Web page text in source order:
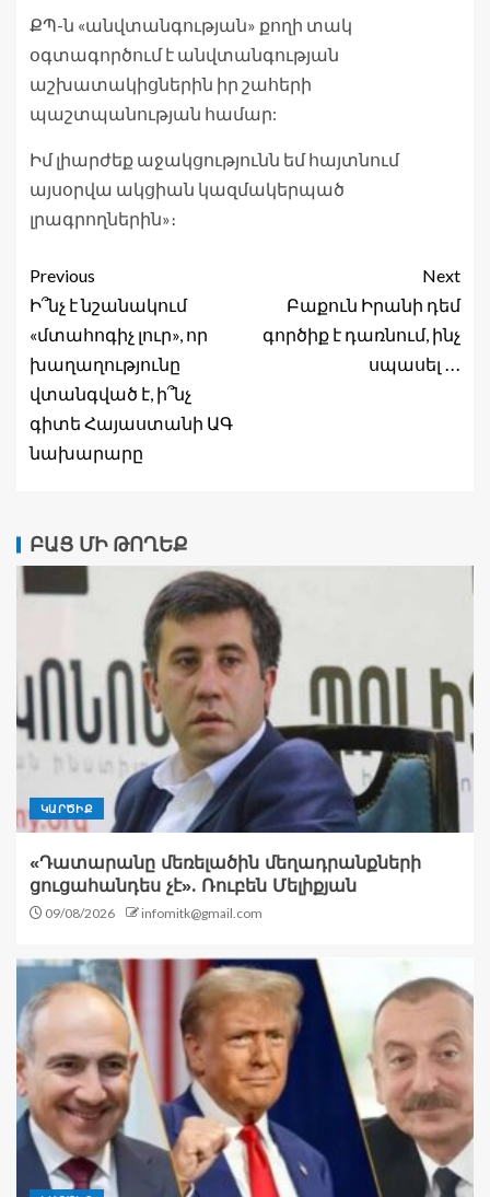
ՔՊ-ն «անվտանգության» քողի տակ
օգտագործում է անվտանգության
աշխատակիցներին իր շահերի
պաշտպանության համար:
Իմ լիարժեք աջակցությունն եմ հայտնում
այսօրվա ակցիան կազմակերպած
լրագրողներին»։
Previous
Ի՞նչ է նշանակում
«մտահոգիչ լուր», որ
խաղաղությունը
վտանգված է, ի՞նչ
գիտե Հայաստանի ԱԳ
նախարարը
Next
Բաքուն Իրանի դեմ
գործիք է դառնում, ինչ
սպասել ․․․
ԲԱՑ ՄԻ ԹՈՂԵՔ
ԿԱՐԾԻՔ
«Դատարանը մեռելածին մեղադրանքների
ցուցահանդես չէ». Ռուբեն Մելիքյան
09/08/2026 infomitk@gmail.com